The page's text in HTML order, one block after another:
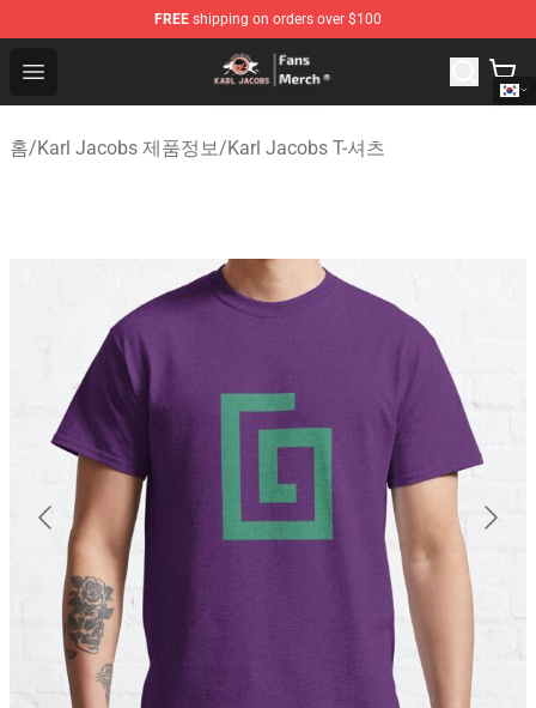
FREE shipping on orders over $100
Open menu
Karl Jacobs Store - Official Karl Jacobs Merchandise
홈/Karl Jacobs 제품정보/Karl Jacobs T-셔츠